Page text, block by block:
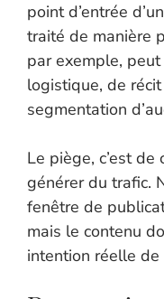
point d’entrée
traité de manière
par exemple,
logistique, de
segmentation
Le piège, c’est
générer du trafic.
fenêtre de
mais le contenu
intention réelle de